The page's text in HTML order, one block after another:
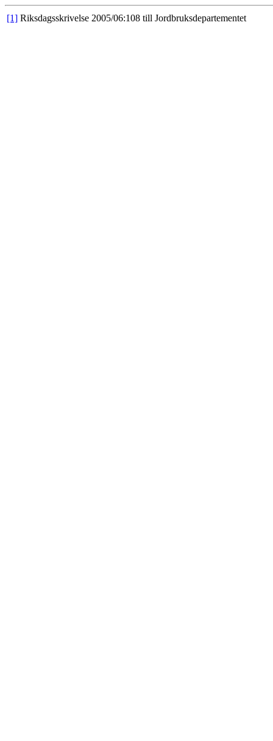
[1] Riksdagsskrivelse 2005/06:108 till Jordbruksdepartementet